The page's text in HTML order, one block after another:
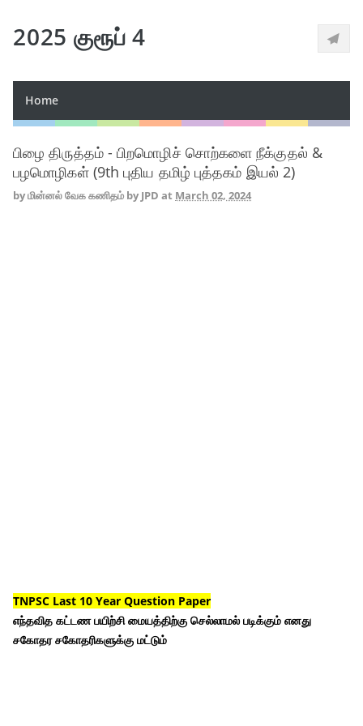
2025 குரூப் 4
Home
பிழை திருத்தம் - பிறமொழிச் சொற்களை நீக்குதல் &
பழமொழிகள் (9th புதிய தமிழ் புத்தகம் இயல் 2)
byமின்னல் வேக கணிதம் by JPD at March 02, 2024
TNPSC Last 10 Year Question Paper
எந்தவித கட்டண பயிற்சி மையத்திற்கு செல்லாமல் படிக்கும் எனது
சகோதர சகோதரிகளுக்கு மட்டும்